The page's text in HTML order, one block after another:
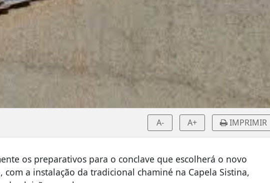
A- A+ IMPRIMIR
os preparativos para o conclave que escolherá o novo
a instalação da tradicional chaminé na Capela Sistina,